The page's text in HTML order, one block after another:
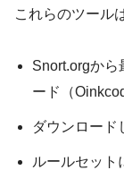
これらのツール
Snort.orgから
ード（
ダウンロード
ルールセット